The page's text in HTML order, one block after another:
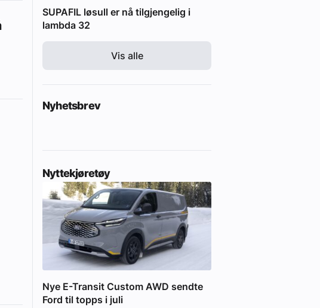
SUPAFIL løsull er nå tilgjengelig i
lambda 32
Vis alle
Nyhetsbrev
Nyttekjøretøy
Nye E-Transit Custom AWD sendte
Ford til topps i juli